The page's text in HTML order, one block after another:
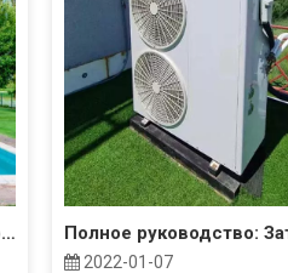
Почему тепловой насос моего бассейна замерзает?
2022-01-07